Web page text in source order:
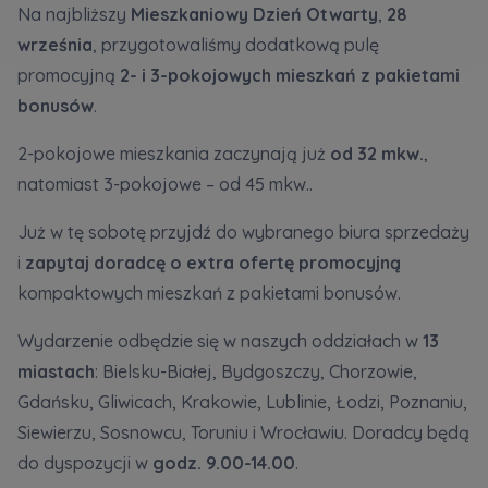
Na najbliższy Mieszkaniowy Dzień Otwarty, 28
września, przygotowaliśmy dodatkową pulę
promocyjną 2- i 3-pokojowych mieszkań z pakietami
bonusów.
2-pokojowe mieszkania zaczynają już od 32 mkw.,
natomiast 3-pokojowe – od 45 mkw..
Już w tę sobotę przyjdź do wybranego biura sprzedaży
i zapytaj doradcę o extra ofertę promocyjną
kompaktowych mieszkań z pakietami bonusów.
Wydarzenie odbędzie się w naszych oddziałach w 13
miastach: Bielsku-Białej, Bydgoszczy, Chorzowie,
Gdańsku, Gliwicach, Krakowie, Lublinie, Łodzi, Poznaniu,
Siewierzu, Sosnowcu, Toruniu i Wrocławiu. Doradcy będą
do dyspozycji w godz. 9.00-14.00.
E-mail
Zamawiam obsługę w języku ukraińskim (Замовляю
контакт українською мовою)
Wyrażam wszystkie zgody
Informujemy, że w trosce o najwyższą jakość i
Rozwiń
Wyrażam zgodę na otrzymywanie informacji
handlowych od ...
Rozwiń
Każdej osobie przysługuje prawo dostępu do
treści swoich ... *
Rozwiń
Кожна особа має право отримати доступ до
своїх персональних
... *
розширити
Murapol
Зв’яжіться з нами
Wyślij
Wyślij